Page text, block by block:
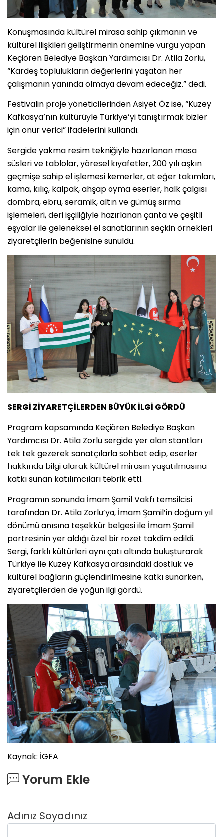
Konuşmasında kültürel mirasa sahip çıkmanın ve
kültürel ilişkileri geliştirmenin önemine vurgu yapan
Keçiören Belediye Başkan Yardımcısı Dr. Atila Zorlu,
“Kardeş toplulukların değerlerini yaşatan her
çalışmanın yanında olmaya devam edeceğiz.” dedi.
Festivalin proje yöneticilerinden Asiyet Öz ise, “Kuzey
Kafkasya’nın kültürüyle Türkiye’yi tanıştırmak bizler
için onur verici” ifadelerini kullandı.
Sergide yakma resim tekniğiyle hazırlanan masa
süsleri ve tablolar, yöresel kıyafetler, 200 yılı aşkın
geçmişe sahip el işlemesi kemerler, at eğer takımları,
kama, kılıç, kalpak, ahşap oyma eserler, halk çalgısı
dombra, ebru, seramik, altın ve gümüş sırma
işlemeleri, deri işçiliğiyle hazırlanan çanta ve çeşitli
eşyalar ile geleneksel el sanatlarının seçkin örnekleri
ziyaretçilerin beğenisine sunuldu.
SERGİ ZİYARETÇİLERDEN BÜYÜK İLGİ GÖRDÜ
Program kapsamında Keçiören Belediye Başkan
Yardımcısı Dr. Atila Zorlu sergide yer alan stantları
tek tek gezerek sanatçılarla sohbet edip, eserler
hakkında bilgi alarak kültürel mirasın yaşatılmasına
katkı sunan katılımcıları tebrik etti.
Programın sonunda İmam Şamil Vakfı temsilcisi
tarafından Dr. Atila Zorlu’ya, İmam Şamil’in doğum yıl
dönümü anısına teşekkür belgesi ile İmam Şamil
portresinin yer aldığı özel bir rozet takdim edildi.
Sergi, farklı kültürleri aynı çatı altında buluşturarak
Türkiye ile Kuzey Kafkasya arasındaki dostluk ve
kültürel bağların güçlendirilmesine katkı sunarken,
ziyaretçilerden de yoğun ilgi gördü.
Kaynak: İGFA
Yorum Ekle
Adınız Soyadınız